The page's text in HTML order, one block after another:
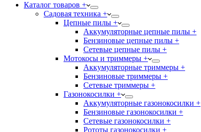
Каталог товаров +
Садовая техника +
Цепные пилы +
Аккумуляторные цепные пилы +
Бензиновые цепные пилы +
Сетевые цепные пилы +
Мотокосы и триммеры +
Аккумуляторные триммеры +
Бензиновые триммеры +
Сетевые триммеры +
Газонокосилки +
Аккумуляторные газонокосилки +
Бензиновые газонокосилки +
Сетевые газонокосилки +
Рототы газонокосилки +